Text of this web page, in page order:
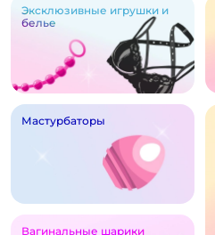
Эксклюзивные игрушки и
белье
Мастурбаторы
Вагинальные шарики